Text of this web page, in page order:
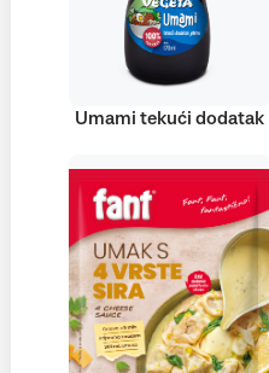
Umami tekući dodatak